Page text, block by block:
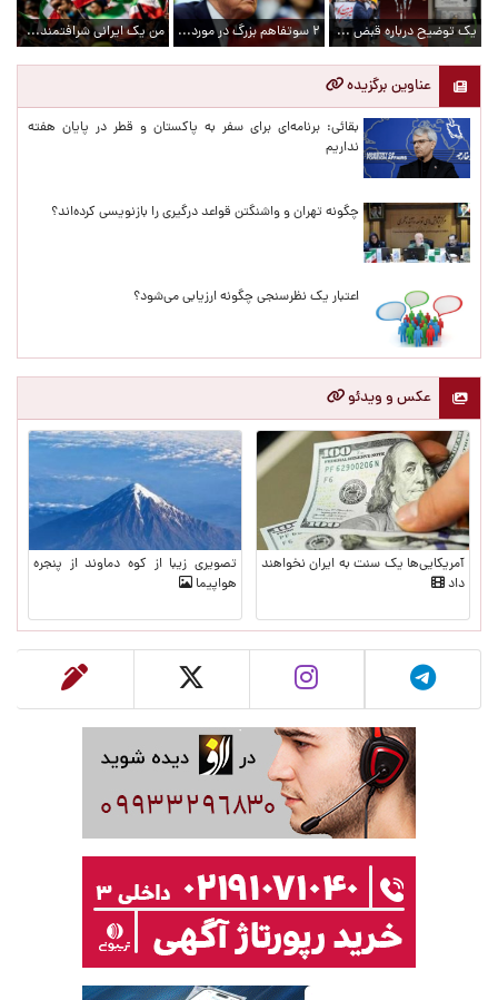
یک توضیح درباره قبض های آب و برق به مردم بدهکارید/ کاسبان استعفا / موشک‌های دوربرد آمریکا تقریبا تمام شد! ۲ سوتفاهم بزرگ در مورد رویکرد ترامپ به ایران من یک ایرانی شرافتمندم، پس...!
عناوین برگزیده
بقائی: برنامه‌ای برای سفر به پاکستان و قطر در پایان هفته
نداریم
چگونه تهران و واشنگتن قواعد درگیری را بازنویسی کرده‌اند؟
اعتبار یک نظرسنجی چگونه ارزیابی می‌شود؟
عکس و ویدئو
آمریکایی‌ها یک سنت به ایران نخواهند
داد
تصویری زیبا از کوه دماوند از پنجره
هواپیما